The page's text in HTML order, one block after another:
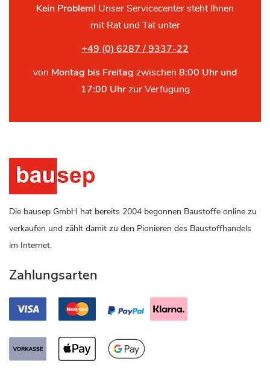
Kein Problem! Unser Servicecenter steht Ihnen
mit Rat und Tat unter
+49 (0) 6287 / 9337-22
von Montag bis Freitag zwischen 8:00 Uhr und
17:00 Uhrzur Verfügung
Die bausep GmbH hat bereits 2004 begonnen Baustoffe online zu
verkaufen und zählt damit zu den Pionieren des Baustoffhandels
im Internet.
Zahlungsarten